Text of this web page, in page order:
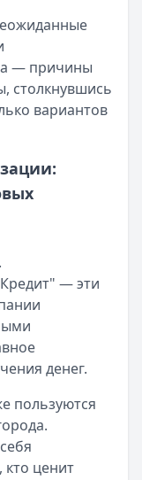
свежая
прямо сегодня?
iPhone: что
iPhone
где
ускоряет
Ru: как
от Bigmani
— причины
столкнувшись
вариантов
— эти
денег.
пользуются
ценит